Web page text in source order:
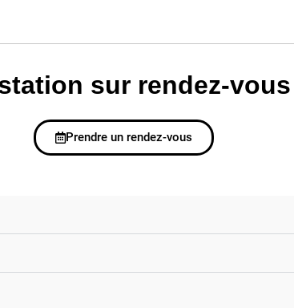
sur rendez-vous
Prendre un rendez-vous